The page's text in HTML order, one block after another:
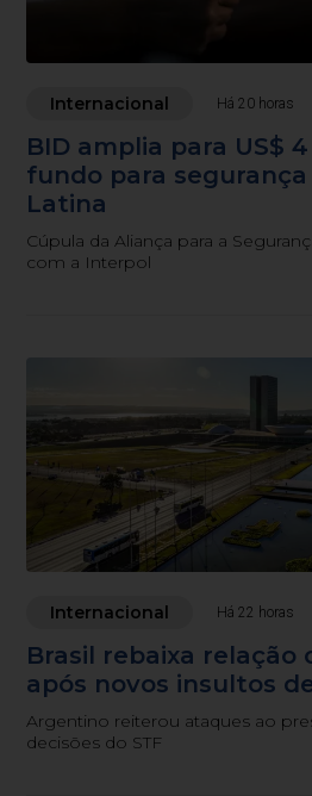
Internacional Há 20 horas
BID amplia para US$
fundo para
Latina
Cúpula da Aliança para a
com a Interpol
Internacional Há 22 horas
Brasil rebaixa relação
após novos insultos
Argentino reiterou ataques ao
decisões do STF